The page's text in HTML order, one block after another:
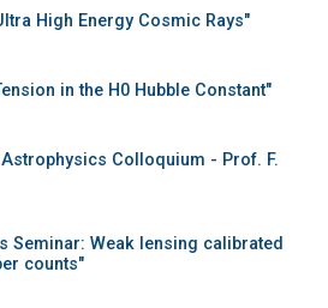
High Energy Cosmic Rays"
in the H0 Hubble Constant"
Colloquium - Prof. F.
Seminar: Weak lensing calibrated
counts"